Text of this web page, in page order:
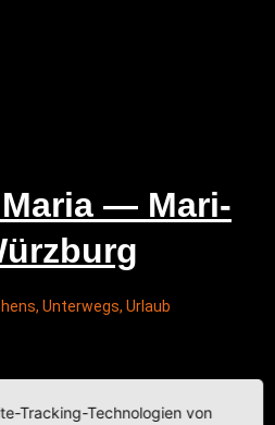
Maria — Mari­
, Unterwegs, Urlaub
Tracking-Technologien von